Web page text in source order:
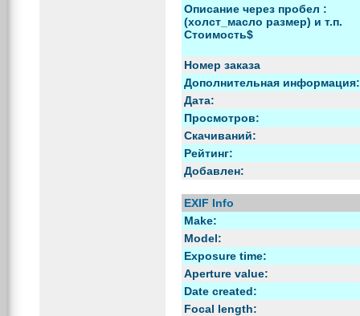
Описание через пробел :
(холст_масло размер) и т.п.
Стоимость$
Номер заказа
Дополнительная информация:
Дата:
Просмотров:
Скачиваний:
Рейтинг:
Добавлен:
EXIF Info
Make:
Model:
Exposure time:
Aperture value:
Date created:
Focal length: